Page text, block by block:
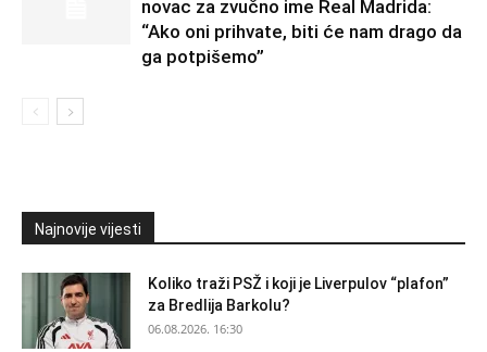
novac za zvučno ime Real Madrida:
“Ako oni prihvate, biti će nam drago da
ga potpišemo”
Najnovije vijesti
Koliko traži PSŽ i koji je Liverpulov “plafon”
za Bredlija Barkolu?
06.08.2026. 16:30